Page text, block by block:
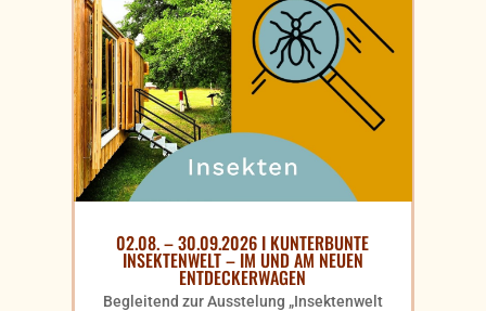
02.08. – 30.09.2026 I KUNTERBUNTE
INSEKTENWELT – IM UND AM NEUEN
ENTDECKERWAGEN
Begleitend zur Ausstelung „Insektenwelt